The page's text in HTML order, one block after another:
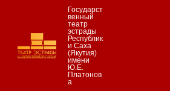
Государст
венный
театр
эстрады
Республик
и Саха
(Якутия)
имени
Ю.Е.
Платонов
а